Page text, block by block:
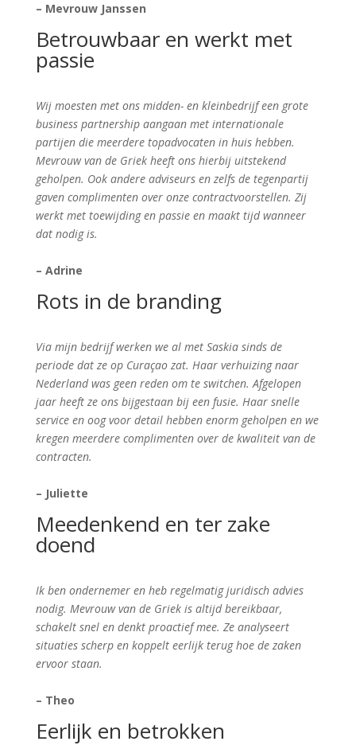
– Mevrouw Janssen
Betrouwbaar en werkt met
passie
Wij moesten met ons midden- en kleinbedrijf een grote
business partnership aangaan met internationale
partijen die meerdere topadvocaten in huis hebben.
Mevrouw van de Griek heeft ons hierbij uitstekend
geholpen. Ook andere adviseurs en zelfs de tegenpartij
gaven complimenten over onze contractvoorstellen. Zij
werkt met toewijding en passie en maakt tijd wanneer
dat nodig is.
– Adrine
Rots in de branding
Via mijn bedrijf werken we al met Saskia sinds de
periode dat ze op Curaçao zat. Haar verhuizing naar
Nederland was geen reden om te switchen. Afgelopen
jaar heeft ze ons bijgestaan bij een fusie. Haar snelle
service en oog voor detail hebben enorm geholpen en we
kregen meerdere complimenten over de kwaliteit van de
contracten.
– Juliette
Meedenkend en ter zake
doend
Ik ben ondernemer en heb regelmatig juridisch advies
nodig. Mevrouw van de Griek is altijd bereikbaar,
schakelt snel en denkt proactief mee. Ze analyseert
situaties scherp en koppelt eerlijk terug hoe de zaken
ervoor staan.
– Theo
Eerlijk en betrokken